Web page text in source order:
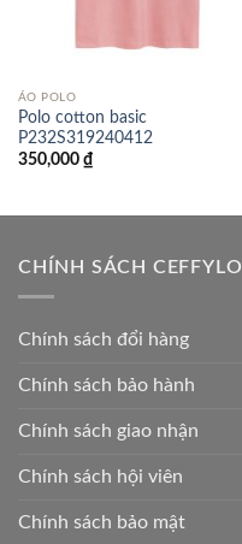
ÁO POLO
Polo cotton basic
P232S319240412
350,000 ₫
CHÍNH SÁCH CEFFYLO
Chính sách đổi hàng
Chính sách bảo hành
Chính sách giao nhận
Chính sách hội viên
Chính sách bảo mật